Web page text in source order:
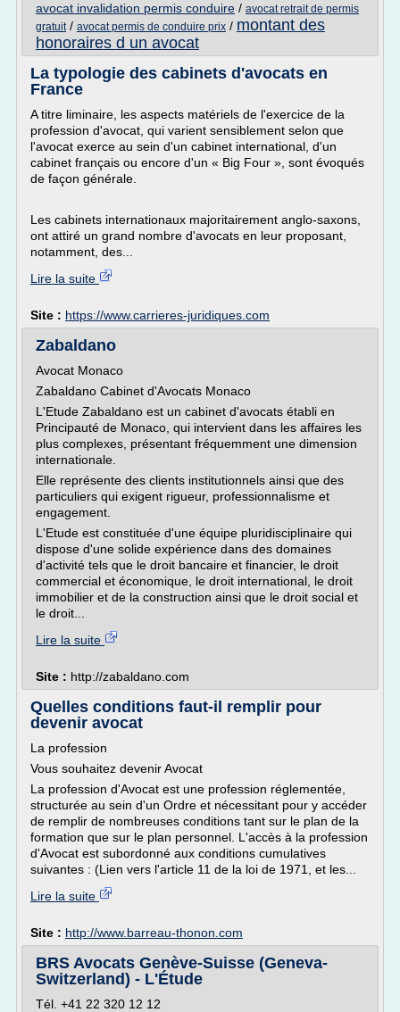
avocat invalidation permis conduire / avocat retrait de permis
gratuit/ avocat permis de conduire prix / montant des
honoraires d un avocat
La typologie des cabinets d'avocats en
France
A titre liminaire, les aspects matériels de l'exercice de la
profession d'avocat, qui varient sensiblement selon que
l'avocat exerce au sein d'un cabinet international, d'un
cabinet français ou encore d'un « Big Four », sont évoqués
de façon générale.
Les cabinets internationaux majoritairement anglo-saxons,
ont attiré un grand nombre d'avocats en leur proposant,
notamment, des...
Lire la suite
Site : https://www.carrieres-juridiques.com
Zabaldano
Avocat Monaco
Zabaldano Cabinet d'Avocats Monaco
L'Etude Zabaldano est un cabinet d'avocats établi en
Principauté de Monaco, qui intervient dans les affaires les
plus complexes, présentant fréquemment une dimension
internationale.
Elle représente des clients institutionnels ainsi que des
particuliers qui exigent rigueur, professionnalisme et
engagement.
L'Etude est constituée d'une équipe pluridisciplinaire qui
dispose d'une solide expérience dans des domaines
d'activité tels que le droit bancaire et financier, le droit
commercial et économique, le droit international, le droit
immobilier et de la construction ainsi que le droit social et
le droit...
Lire la suite
Site : http://zabaldano.com
Quelles conditions faut-il remplir pour
devenir avocat
La profession
Vous souhaitez devenir Avocat
La profession d'Avocat est une profession réglementée,
structurée au sein d'un Ordre et nécessitant pour y accéder
de remplir de nombreuses conditions tant sur le plan de la
formation que sur le plan personnel. L'accès à la profession
d'Avocat est subordonné aux conditions cumulatives
suivantes : (Lien vers l'article 11 de la loi de 1971, et les...
Lire la suite
Site : http://www.barreau-thonon.com
BRS Avocats Genève-Suisse (Geneva-
Switzerland) - L'Étude
Tél. +41 22 320 12 12